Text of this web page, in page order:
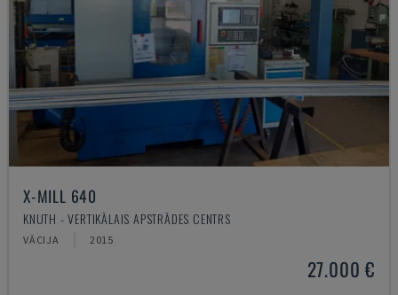
X-MILL 640
KNUTH - VERTIKĀLAIS APSTRĀDES CENTRS
VĀCIJA 2015
27.000 €